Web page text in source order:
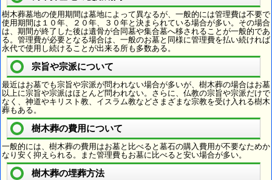
樹木葬墓地の使用期間は墓地によって異なるが、一般的には管理費は不要で
使用期間は１０年、２０年、３０年と決まられている場合が多い。その場合
は、期間が終了した後は遺骨が合同墓や集合墓へ移されることが一般的であ
る。管理費が必要となる場合は、一般のお墓と同様に管理費を払い続ければ
永代で使用し続けることが出来る所も多数ある。
宗旨や宗派について
最近はお墓でも宗旨や宗派が問われない場合が多いが、樹木葬の場合はお墓
以上に宗旨や宗派はほとんど問われない。さらに、仏教の宗旨や宗派だけで
なく、神道やキリスト教、イスラム教などさまざまな宗教を受け入れる樹木
葬もある。
樹木葬の費用について
一般的には、樹木葬の費用はお墓と比べると墓石の購入費用が不要なためか
なり安く抑えられる。また管理費もお墓に比べると安い場合が多い。
樹木葬の埋葬方法